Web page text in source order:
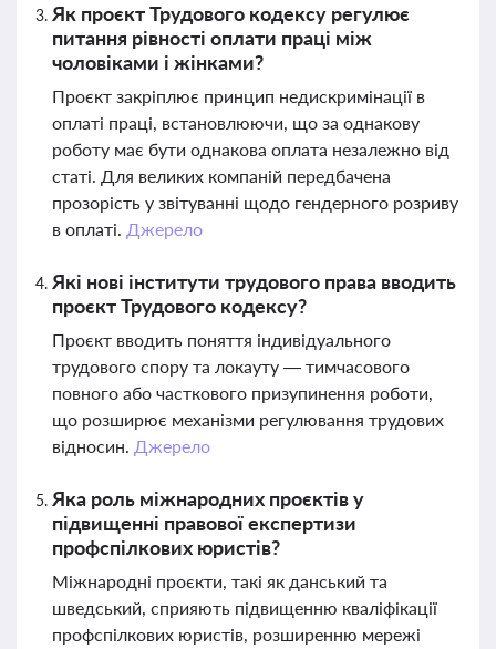
Як проєкт Трудового кодексу регулює
питання рівності оплати праці між
чоловіками і жінками?
Проєкт закріплює принцип недискримінації в
оплаті праці, встановлюючи, що за однакову
роботу має бути однакова оплата незалежно від
статі. Для великих компаній передбачена
прозорість у звітуванні щодо гендерного розриву
в оплаті. Джерело
Які нові інститути трудового права вводить
проєкт Трудового кодексу?
Проєкт вводить поняття індивідуального
трудового спору та локауту — тимчасового
повного або часткового призупинення роботи,
що розширює механізми регулювання трудових
відносин. Джерело
Яка роль міжнародних проєктів у
підвищенні правової експертизи
профспілкових юристів?
Міжнародні проєкти, такі як данський та
шведський, сприяють підвищенню кваліфікації
профспілкових юристів, розширенню мережі